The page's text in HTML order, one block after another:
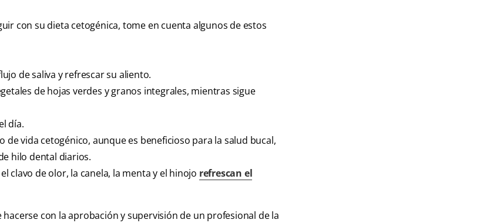
con su dieta cetogénica, tome en cuenta algunos de estos
de saliva y refrescar su aliento.
de hojas verdes y granos integrales, mientras sigue
día.
vida cetogénico, aunque es beneficioso para la salud bucal,
hilo dental diarios.
clavo de olor, la canela, la menta y el hinojo refrescan el
con la aprobación y supervisión de un profesional de la